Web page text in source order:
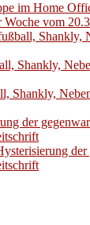
im Home
vom
Shankly,
Shankly,
Shankly,
der